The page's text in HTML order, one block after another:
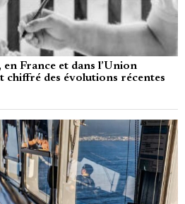
France et dans l’Union
chiffré des évolutions récentes